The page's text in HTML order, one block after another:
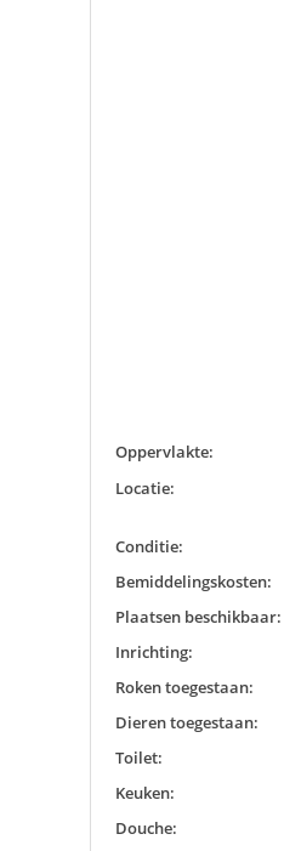
Oppervlakte:
Locatie:
Conditie:
Bemiddelingskosten:
Plaatsen beschikbaar:
Inrichting:
Roken toegestaan:
Dieren toegestaan:
Toilet:
Keuken:
Douche: